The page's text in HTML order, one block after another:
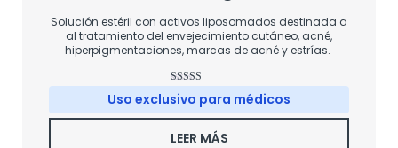
Solución estéril con activos liposomados destinada a
al tratamiento del envejecimiento cutáneo, acné,
hiperpigmentaciones, marcas de acné y estrías.
Valorado
con
4.00
Uso exclusivo para médicos
LEER MÁS